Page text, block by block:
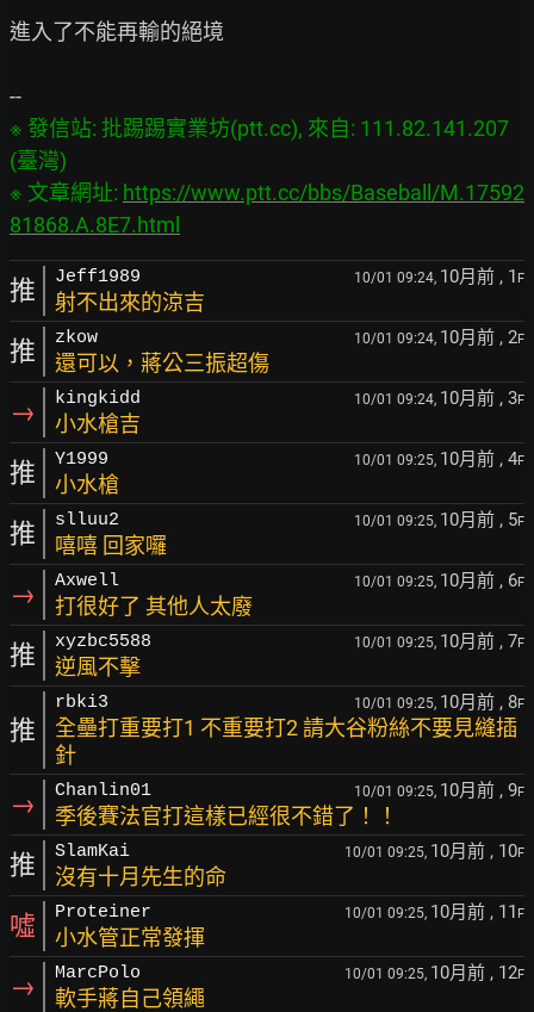
進入了不能再輸的絕境
※ 發信站: 批踢踢實業坊(ptt.cc), 來自: 111.82.141.207
(臺灣)
※ 文章網址: https://www.ptt.cc/bbs/Baseball/M.17592
81868.A.8E7.html
推 Jeff1989 10/01 09:24, 10月前 , 1 F
射不出來的涼吉
推 zkow 10/01 09:24, 10月前 , 2F
還可以，蔣公三振超傷
→ kingkidd 10/01 09:24, 10月前 , 3F
小水槍吉
推 Y1999 10/01 09:25, 10月前 , 4F
小水槍
推 slluu2 10/01 09:25, 10月前 , 5F
嘻嘻 回家囉
→ Axwell 10/01 09:25, 10月前 , 6F
打很好了 其他人太廢
推 xyzbc5588 10/01 09:25, 10月前 , 7F
逆風不擊
推
rbki3 10/01 09:25, 10月前 , 8F
全壘打重要打1 不重要打2 請大谷粉絲不要見縫插
針
→ Chanlin01 10/01 09:25, 10月前 , 9F
季後賽法官打這樣已經很不錯了！！
推 SlamKai 10/01 09:25, 10月前 , 10F
沒有十月先生的命
噓 Proteiner 10/01 09:25, 10月前 , 11 F
小水管正常發揮
→ MarcPolo 10/01 09:25, 10月前 , 12F
軟手蔣自己領繩